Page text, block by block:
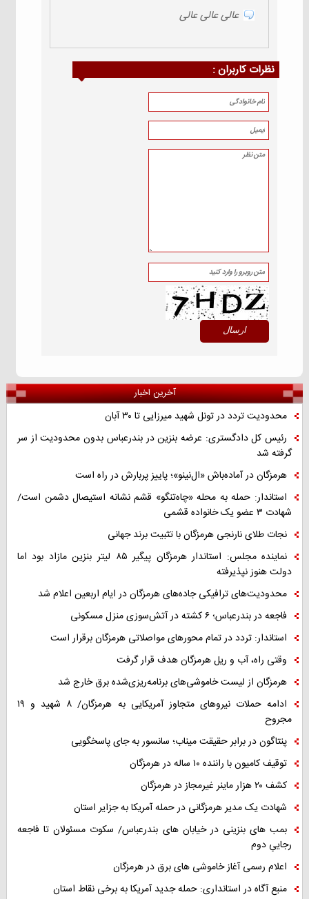
عالی عالی عالی
نظرات كاربران :
آخرین اخبار
محدودیت تردد در تونل شهید میرزایی تا ۳۰ آبان
رئیس کل دادگستری: عرضه بنزین در بندرعباس بدون محدودیت از سر
گرفته شد
هرمزگان در آماده‌باش «ال‌نینو»؛ پاییز پربارش در راه است
استاندار: حمله به محله «چاه‌تنگو» قشم نشانه استیصال دشمن است/
شهادت ۳ عضو یک خانواده قشمی
نجات طلای نارنجی هرمزگان با تثبیت برند جهانی
نماینده مجلس: استاندار هرمزگان پیگیر ۸۵ لیتر بنزین مازاد بود اما
دولت هنوز نپذیرفته
محدودیت‌های ترافیکی جاده‌های هرمزگان در ایام اربعین اعلام شد
فاجعه در بندرعباس؛ ۶ کشته در آتش‌سوزی منزل مسکونی
استاندار: تردد در تمام محورهای مواصلاتی هرمزگان برقرار است
وقتی راه، آب و ریل هرمزگان هدف قرار گرفت
هرمزگان از لیست خاموشی‌های برنامه‌ریزی‌شده برق خارج شد
ادامه حملات نیروهای متجاوز آمریکایی به هرمزگان/ ۸ شهید و ۱۹
مجروح
پنتاگون در برابر حقیقت میناب؛ سانسور به جای پاسخگویی
توقیف کامیون با راننده ۱۰ ساله در هرمزگان
کشف ۲۰ هزار ماینر غیرمجاز در هرمزگان
شهادت یک مدیر هرمزگانی در حمله آمریکا به جزایر استان
بمب های بنزینی در خیابان های بندرعباس/ سکوت مسئولان تا فاجعه
رجاییِ دوم
اعلام رسمی آغاز خاموشی های برق در هرمزگان
منبع آگاه در استانداری: حمله جدید آمریکا به برخی نقاط استان